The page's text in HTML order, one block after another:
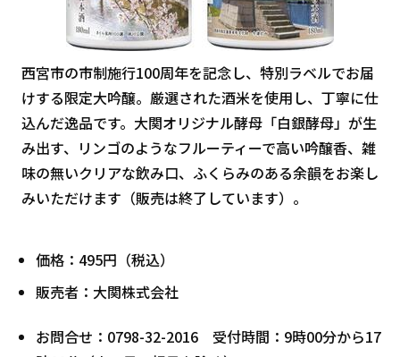
西宮市の市制施行100周年を記念し、特別ラベルでお届
けする限定大吟醸。厳選された酒米を使用し、丁寧に仕
込んだ逸品です。大関オリジナル酵母「白銀酵母」が生
み出す、リンゴのようなフルーティーで高い吟醸香、雑
味の無いクリアな飲み口、ふくらみのある余韻をお楽し
みいただけます（販売は終了しています）。
価格：495円（税込）
販売者：大関株式会社
お問合せ：0798-32-2016 受付時間：9時00分から17